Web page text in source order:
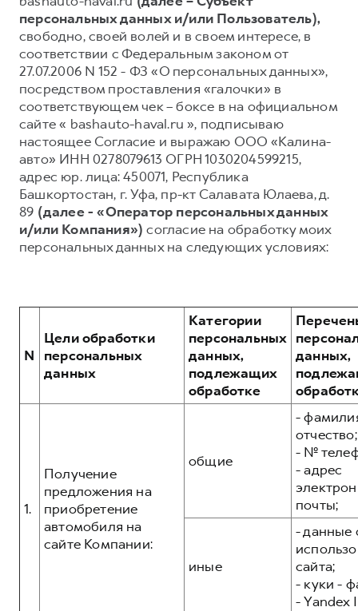
DARGO DARGO X
от 3 499 000 ₽
F7
от 2 899 000 ₽
F7X
от 3 599 000 ₽
от 3 449 000 ₽
Тест-драйв
Трейд-ин
КРЕДИТ И СТРАХОВАНИЕ
Кредитный калькулятор
Страхование
Кредит
КОРПОРАТИВНЫМ КЛИЕНТАМ
Для малого бизнеса
Крупным корпоративным клиентам
Система управления автопарком
Сервис для корпоративных клиентов
Автомобильные аксессуары
Коллекция CITY
Коллекция Базовая
Коллекция Детская
СЕРВИСНОЕ ОБСЛУЖИВАНИЕ
Нулевое ТО
Программа «Помощь на дороге»
Регламенты технического обслуживания
Электронный ПТС
ПОДДЕРЖКА
GWM Безопасность
Гарантия HAVAL
Мобильное приложение GWM
Руководства по эксплуатации
Подписки
АКСЕССУАРЫ HAVAL
Коллекция Детская
О дилере
Наша команда
Контакты
персональных данных и/или Пользователь),
свободно, своей волей и в своем интересе, в
соответствии с Федеральным законом от
27.07.2006 N 152 - ФЗ «О персональных данных»,
посредством проставления «галочки» в
соответствующем чек – боксе в на официальном
сайте « bashauto-haval.ru », подписываю
настоящее Согласие и выражаю ООО «Калина-
авто» ИНН 0278079613 ОГРН 1030204599215,
адрес юр. лица: 450071, Республика
Башкортостан, г. Уфа, пр-кт Салавата Юлаева, д.
89 (далее - «Оператор персональных данных
и/или Компания») согласие на обработку моих
персональных данных на следующих условиях:
N
Цели обработки
персональных
данных
Категории
персональных
данных,
подлежащих
обработке
данных,
1.
Получение
предложения на
приобретение
автомобиля на
сайте Компании:
общие
-
отчество;
- №
- адрес
почты;
иные
- данные
сайта;
- куки -
- Yandex